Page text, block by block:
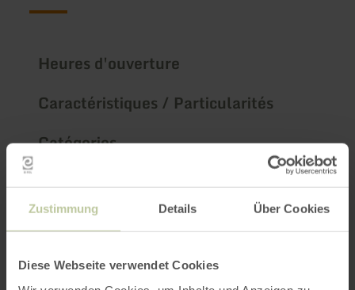
Zustimmung Details Über Cookies
Diese Webseite verwendet Cookies
Heures d'ouverture
Caractéristiques / Particularités
Catégories
Impressions